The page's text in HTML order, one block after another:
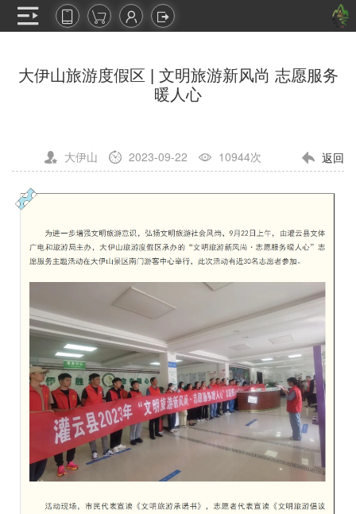
大伊山旅游度假区 | 文明旅游新风尚 志愿服务
暖人心
大伊山 2023-09-22 10944次 返回